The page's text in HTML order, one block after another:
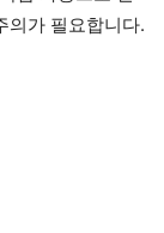
의가 필요합니다.